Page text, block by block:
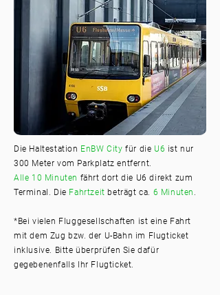
Die Haltestation EnBW City für die U6 ist nur
300 Meter vom Parkplatz entfernt.
Alle 10 Minuten fährt dort die U6 direkt zum
Terminal. Die Fahrtzeit beträgt ca. 6 Minuten .
*Bei vielen Fluggesellschaften ist eine Fahrt
mit dem Zug bzw. der U-Bahn im Flugticket
inklusive. Bitte überprüfen Sie dafür
gegebenenfalls Ihr Flugticket.